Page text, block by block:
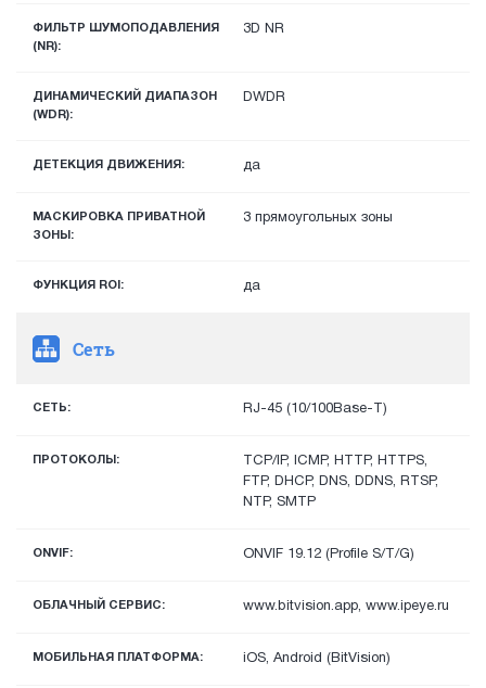
ФИЛЬТР ШУМОПОДАВЛЕНИЯ
(NR):
3D NR
ДИНАМИЧЕСКИЙ ДИАПАЗОН
(WDR):
DWDR
ДЕТЕКЦИЯ ДВИЖЕНИЯ: да
МАСКИРОВКА ПРИВАТНОЙ
ЗОНЫ:
3 прямоугольных зоны
ФУНКЦИЯ ROI: да
Сеть
СЕТЬ: RJ-45 (10/100Base-T)
ПРОТОКОЛЫ:
TCP/IP, ICMP, HTTP, HTTPS,
FTP, DHCP, DNS, DDNS, RTSP,
NTP, SMTP
ONVIF: ONVIF 19.12 (Profile S/T/G)
ОБЛАЧНЫЙ СЕРВИС: www.bitvision.app, www.ipeye.ru
МОБИЛЬНАЯ ПЛАТФОРМА: iOS, Android (BitVision)